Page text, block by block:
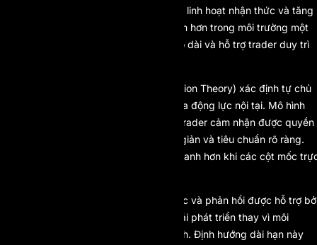
kỳ căng thẳng kéo dài làm giảm tính linh hoạt nhận thức và tăng
tính bốc đồng. Chu kỳ đánh giá ngắn hơn trong môi trường một
bước giúp giảm tiếp xúc cortisol kéo dài và hỗ trợ trader duy trì
Lý thuyết Tự Quyết (Self-Determination Theory) xác định tự chủ
và năng lực là hai động lực chính của động lực nội tại. Mô hình
một bước hỗ trợ cả hai yếu tố này. Trader cảm nhận được quyền
kiểm soát lớn hơn nhờ cấu trúc đơn giản và tiêu chuẩn rõ ràng.
Cảm giác năng lực được củng cố nhanh hơn khi các cột mốc
Sự kết hợp giữa đánh giá có cấu trúc và phản hồi được hỗ trợ
AI của AI Prop tạo ra một hệ sinh thái phát triển thay vì môi
trường thử thách mang tính giao dịch. Định hướng dài hạn này